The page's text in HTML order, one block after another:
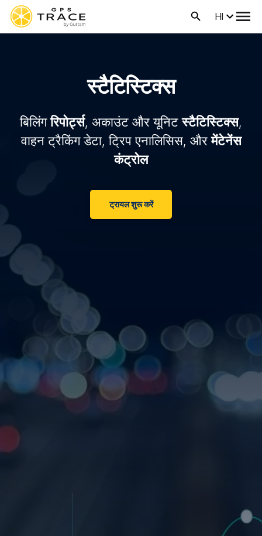
HI
स्टैटिस्टिक्स
बिलिंगरिपोर्ट्स, अकाउंट और यूनिटस्टैटिस्टिक्स,
वाहन ट्रैकिंग डेटा, ट्रिप एनालिसिस, औरमेंटेनेंस
कंट्रोल
ट्रायल शुरू करें